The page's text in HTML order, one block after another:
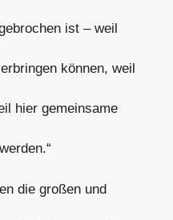
ist – weil
können, weil
hier gemeinsame
die großen und